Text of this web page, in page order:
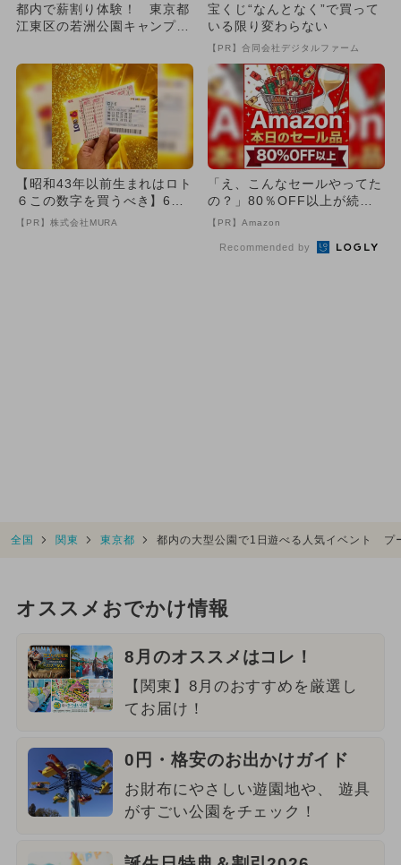
都内で薪割り体験！ 東京都
江東区の若洲公園キャンプ場
宝くじ“なんとなく”で買って
いる限り変わらない
【PR】合同会社デジタルファーム
【昭和43年以前生まれはロト
６この数字を買うべき】6つ
の数字が「完全一致」する
【PR】株式会社MURA
「え、こんなセールやってた
の？」80％OFF以上が続々
登場！Amazonの本気が...
【PR】Amazon
Recommended by
全国 関東 東京都 都内の大型公園で1日遊べる人気イベント プ
オススメおでかけ情報
8月のオススメはコレ！
【関東】8月のおすすめを厳選し
てお届け！
0円・格安のお出かけガイド
お財布にやさしい遊園地や、 遊具
がすごい公園をチェック！